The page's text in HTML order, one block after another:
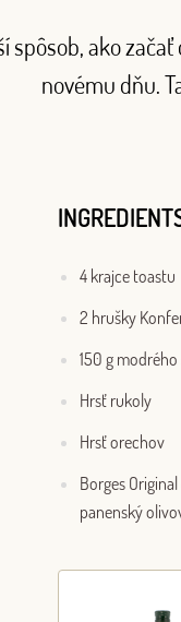
spôsob, ako
novému dňu.
4 krajce toastu
2 hrušky
150 g modrého
Hrsť rukoly
Hrsť orechov
Borges
panenský